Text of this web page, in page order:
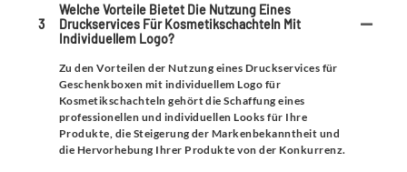
3
Welche Vorteile Bietet Die Nutzung Eines
Druckservices Für Kosmetikschachteln Mit
Individuellem Logo?
Zu den Vorteilen der Nutzung eines Druckservices für
Geschenkboxen mit individuellem Logo für
Kosmetikschachteln gehört die Schaffung eines
professionellen und individuellen Looks für Ihre
Produkte, die Steigerung der Markenbekanntheit und
die Hervorhebung Ihrer Produkte von der Konkurrenz.